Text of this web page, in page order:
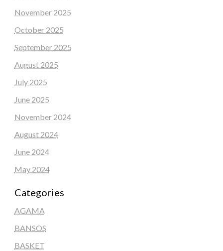
November 2025
October 2025
September 2025
August 2025
July 2025
June 2025
November 2024
August 2024
June 2024
May 2024
Categories
AGAMA
BANSOS
BASKET